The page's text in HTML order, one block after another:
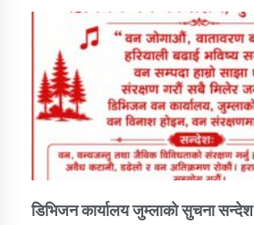
डिभिजन कार्यालय जुम्लाको सुचना सन्देश